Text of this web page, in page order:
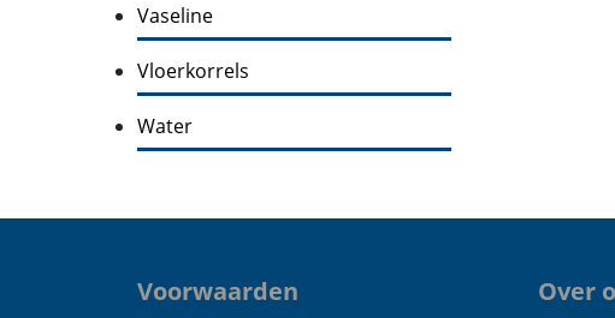
Vaseline
Vloerkorrels
Water
Voorwaarden Over